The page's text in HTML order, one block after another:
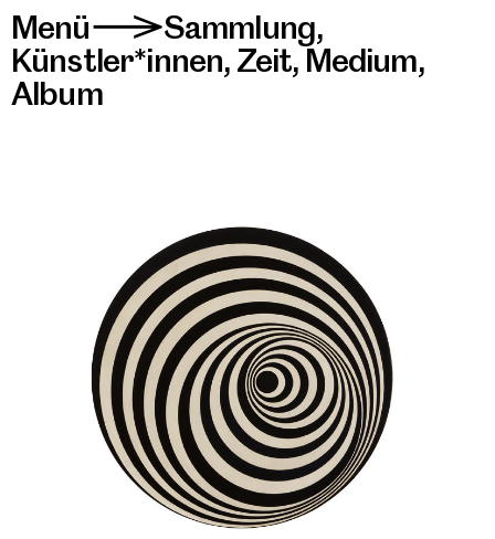
Menü>Sammlung,
Künstler*innen, Zeit, Medium,
Album